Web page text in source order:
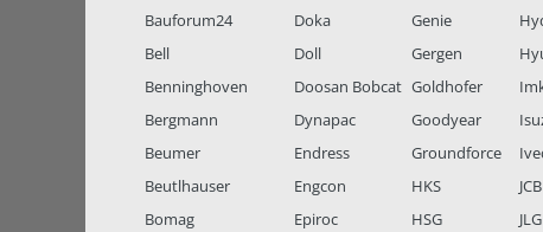
Bauforum24
Bell
Benninghoven
Bergmann
Beumer
Beutlhauser
Bomag
Doka
Doll
Doosan Bobcat
Dynapac
Endress
Engcon
Epiroc
Genie
Gergen
Goldhofer
Goodyear
Groundforce
HKS
HSG
JCB
JLG